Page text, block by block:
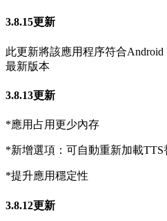
3.8.15更新
此更新將該應用程序符合
最新版本
3.8.13更新
*應用占用更少內存
*新增選項：可自動重新加載TTS
*提升應用穩定性
3.8.12更新